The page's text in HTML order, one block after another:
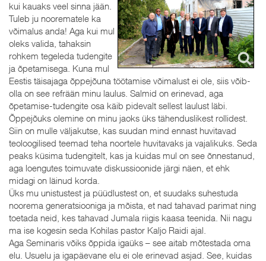
kui kauaks veel sinna jään.
Tuleb ju noorematele ka
võimalus anda! Aga kui mul
oleks valida, tahaksin
rohkem tegeleda tudengite
ja õpetamisega. Kuna mul
Eestis täisajaga õppejõuna töötamise võimalust ei ole, siis võib-
olla on see refrään minu laulus. Salmid on erinevad, aga
õpetamise-tudengite osa käib pidevalt sellest laulust läbi.
Õppejõuks olemine on minu jaoks üks tähenduslikest rollidest.
Siin on mulle väljakutse, kas suudan mind ennast huvitavad
teoloogilised teemad teha noortele huvitavaks ja vajalikuks. Seda
peaks küsima tudengitelt, kas ja kuidas mul on see õnnestanud,
aga loengutes toimuvate diskussioonide järgi näen, et ehk
midagi on läinud korda.
Üks mu unistustest ja püüdlustest on, et suudaks suhestuda
noorema generatsiooniga ja mõista, et nad tahavad parimat ning
toetada neid, kes tahavad Jumala riigis kaasa teenida. Nii nagu
ma ise kogesin seda Kohilas pastor Kaljo Raidi ajal.
Aga Seminaris võiks õppida igaüks – see aitab mõtestada oma
elu. Usuelu ja igapäevane elu ei ole erinevad asjad. See, kuidas